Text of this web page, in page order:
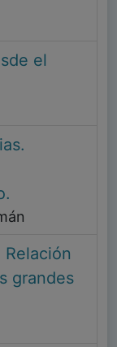
el
grandes